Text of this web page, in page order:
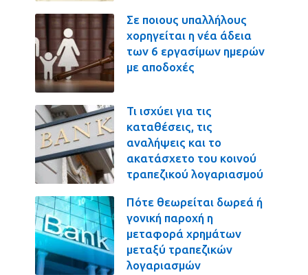
Σε ποιους υπαλλήλους
χορηγείται η νέα άδεια
των 6 εργασίμων ημερών
με αποδοχές
Τι ισχύει για τις
καταθέσεις, τις
αναλήψεις και το
ακατάσχετο του κοινού
τραπεζικού λογαριασμού
Πότε θεωρείται δωρεά ή
γονική παροχή η
μεταφορά χρημάτων
μεταξύ τραπεζικών
λογαριασμών